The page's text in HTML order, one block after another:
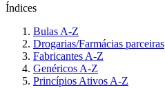
Índices
Bulas A-Z
Drogarias/Farmácias parceiras
Fabricantes A-Z
Genéricos A-Z
Princípios Ativos A-Z